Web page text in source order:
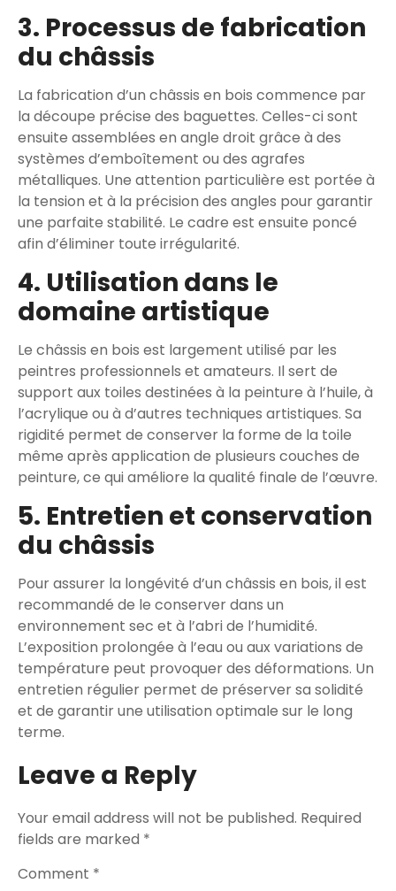
3. Processus de fabrication
du châssis
La fabrication d’un châssis en bois commence par
la découpe précise des baguettes. Celles-ci sont
ensuite assemblées en angle droit grâce à des
systèmes d’emboîtement ou des agrafes
métalliques. Une attention particulière est portée à
la tension et à la précision des angles pour garantir
une parfaite stabilité. Le cadre est ensuite poncé
afin d’éliminer toute irrégularité.
4. Utilisation dans le
domaine artistique
Le châssis en bois est largement utilisé par les
peintres professionnels et amateurs. Il sert de
support aux toiles destinées à la peinture à l’huile, à
l’acrylique ou à d’autres techniques artistiques. Sa
rigidité permet de conserver la forme de la toile
même après application de plusieurs couches de
peinture, ce qui améliore la qualité finale de l’œuvre.
5. Entretien et conservation
du châssis
Pour assurer la longévité d’un châssis en bois, il est
recommandé de le conserver dans un
environnement sec et à l’abri de l’humidité.
L’exposition prolongée à l’eau ou aux variations de
température peut provoquer des déformations. Un
entretien régulier permet de préserver sa solidité
et de garantir une utilisation optimale sur le long
terme.
Leave a Reply
Your email address will not be published. Required
fields are marked *
Comment *